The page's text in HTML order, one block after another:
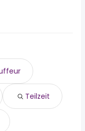
Teilzeit